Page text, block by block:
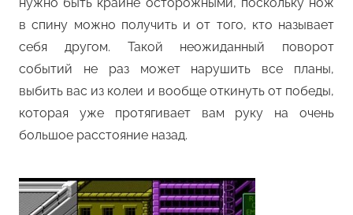
в спину можно получить и от того, кто называет
себя другом. Такой неожиданный поворот
событий не раз может нарушить все планы,
выбить вас из колеи и вообще откинуть от победы,
которая уже протягивает вам руку на очень
большое расстояние назад.